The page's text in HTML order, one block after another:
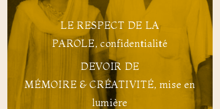
LE RESPECT DE LA
PAROLE, confidentialité
DEVOIR DE
MÉMOIRE & CRÉATIVITÉ, mise en
lumière